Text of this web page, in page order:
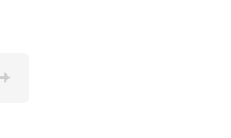
près de 4 000 m² de terrain